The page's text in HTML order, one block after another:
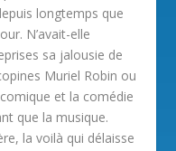
longtemps que
N’avait-elle
sa jalousie de
Muriel Robin ou
et la comédie
que la musique.
la voilà qui délaisse